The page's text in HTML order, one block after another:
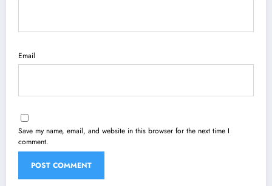
Email
Save my name, email, and website in this browser for the next time I
comment.